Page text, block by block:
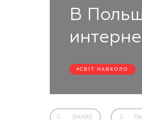
В
СВІТ НАВКОЛО
SHARE